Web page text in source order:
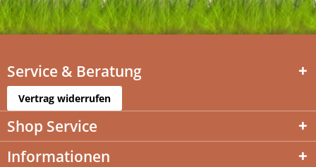
Service & Beratung
Vertrag widerrufen
Shop Service
Informationen